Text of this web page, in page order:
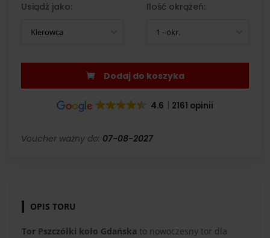
Usiądź jako:
Kierowca
Ilość okrążeń:
1 - okr.
Dodaj do koszyka
4.6 2161 opinii
Voucher ważny do: 07-08-2027
OPIS TORU
Tor Pszczółki koło Gdańska to nowoczesny tor dla